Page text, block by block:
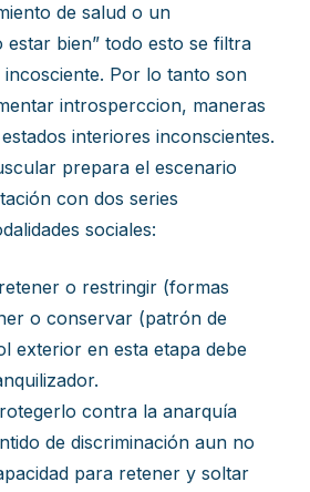
de salud o un
estar bien” todo esto se filtra
Por lo tanto son
introsperccion, maneras
interiores inconscientes.
prepara el escenario
con dos series
sociales:
o restringir (formas
o conservar (patrón de
exterior en esta etapa debe
contra la anarquía
de discriminación aun no
para retener y soltar